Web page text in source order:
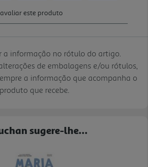
a informação no rótulo do artigo.
de embalagens e/ou rótulos,
a informação que acompanha o
produto que recebe.
sugere-lhe...